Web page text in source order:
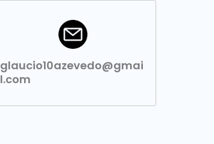
glaucio10azevedo@gmai
l.com